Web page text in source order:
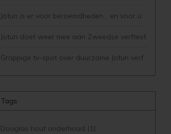
Jotun is er voor beroemdheden... en voor u
Jotun doet weer mee aan Zweedse verftest
Grappige tv-spot over duurzame Jotun verf
Tags
Douglas hout onderhoud (1)